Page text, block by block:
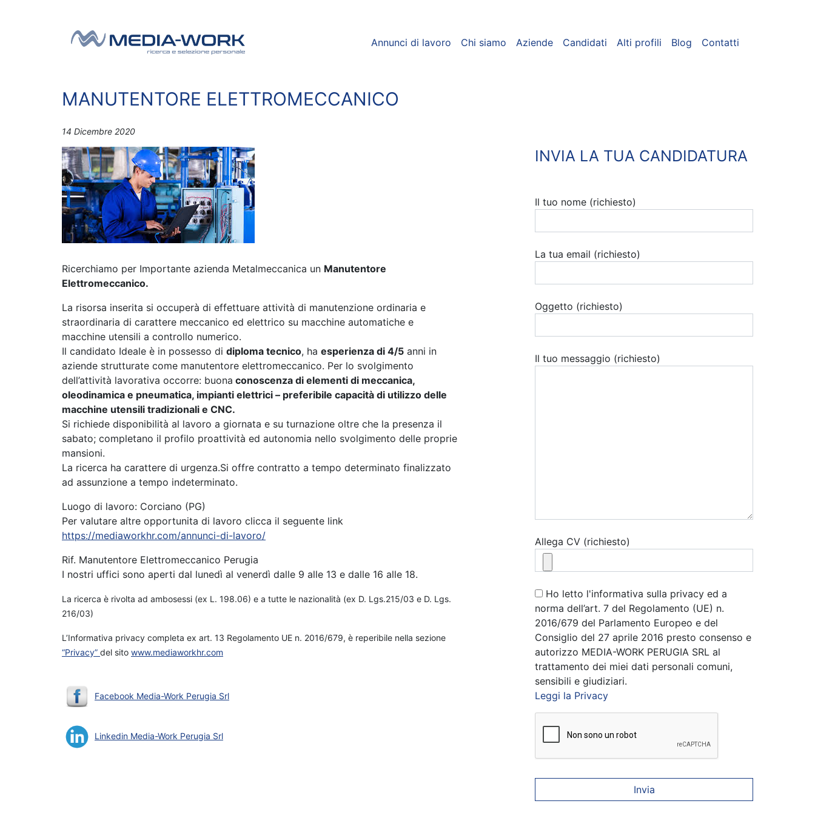
Navigazione principale Annunci di lavoro Chi siamo Aziende Candidati Alti profili Blog Contatti
MANUTENTORE ELETTROMECCANICO
14 Dicembre 2020
Ricerchiamo per Importante azienda Metalmeccanica un Manutentore
Elettromeccanico.
La risorsa inserita si occuperà di effettuare attività di manutenzione ordinaria e
straordinaria di carattere meccanico ed elettrico su macchine automatiche e
macchine utensili a controllo numerico.
Il candidato Ideale è in possesso di diploma tecnico, ha esperienza di 4/5 anni in
aziende strutturate come manutentore elettromeccanico. Per lo svolgimento
dell’attività lavorativa occorre: buona conoscenza di elementi di meccanica,
oleodinamica e pneumatica, impianti elettrici – preferibile capacità di utilizzo delle
macchine utensili tradizionali e CNC.
Si richiede disponibilità al lavoro a giornata e su turnazione oltre che la presenza il
sabato; completano il profilo proattività ed autonomia nello svolgimento delle proprie
mansioni.
La ricerca ha carattere di urgenza.Si offre contratto a tempo determinato finalizzato
ad assunzione a tempo indeterminato.
Luogo di lavoro: Corciano (PG)
Per valutare altre opportunita di lavoro clicca il seguente link
https://mediaworkhr.com/annunci-di-lavoro/
Rif. Manutentore Elettromeccanico Perugia
I nostri uffici sono aperti dal lunedì al venerdì dalle 9 alle 13 e dalle 16 alle 18.
La ricerca è rivolta ad ambosessi (ex L. 198.06) e a tutte le nazionalità (ex D. Lgs.215/03 e D. Lgs.
216/03)
L’Informativa privacy completa ex art. 13 Regolamento UE n. 2016/679, è reperibile nella sezione
“Privacy” del sito www.mediaworkhr.com
Facebook Media-Work Perugia Srl
Linkedin Media-Work Perugia Srl
INVIA LA TUA CANDIDATURA
Il tuo nome (richiesto)
La tua email (richiesto)
Oggetto (richiesto)
Il tuo messaggio (richiesto)
Allega CV (richiesto)
Ho letto l'informativa sulla privacy ed a
norma dell’art. 7 del Regolamento (UE) n.
2016/679 del Parlamento Europeo e del
Consiglio del 27 aprile 2016 presto consenso e
autorizzo MEDIA-WORK PERUGIA SRL al
trattamento dei miei dati personali comuni,
sensibili e giudiziari.
Leggi la Privacy